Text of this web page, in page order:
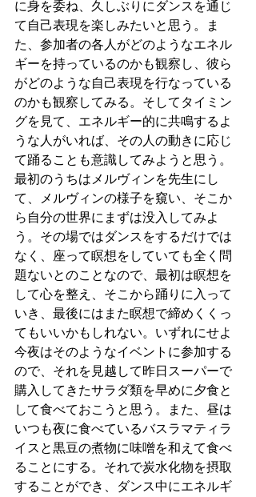
に身を委ね、久しぶりにダンスを通じ
て自己表現を楽しみたいと思う。ま
た、参加者の各人がどのようなエネル
ギーを持っているのかも観察し、彼ら
がどのような自己表現を行なっている
のかも観察してみる。そしてタイミン
グを見て、エネルギー的に共鳴するよ
うな人がいれば、その人の動きに応じ
て踊ることも意識してみようと思う。
最初のうちはメルヴィンを先生にし
て、メルヴィンの様子を窺い、そこか
ら自分の世界にまずは没入してみよ
う。その場ではダンスをするだけでは
なく、座って瞑想をしていても全く問
題ないとのことなので、最初は瞑想を
して心を整え、そこから踊りに入って
いき、最後にはまた瞑想で締めくくっ
てもいいかもしれない。いずれにせよ
今夜はそのようなイベントに参加する
ので、それを見越して昨日スーパーで
購入してきたサラダ類を早めに夕食と
して食べておこうと思う。また、昼は
いつも夜に食べているバスラマティラ
イスと黒豆の煮物に味噌を和えて食べ
ることにする。それで炭水化物を摂取
することができ、ダンス中にエネルギ